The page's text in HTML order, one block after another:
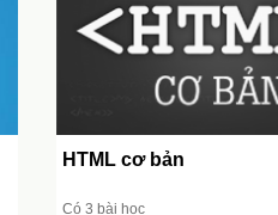
HTML cơ bản
Có 3 bài học